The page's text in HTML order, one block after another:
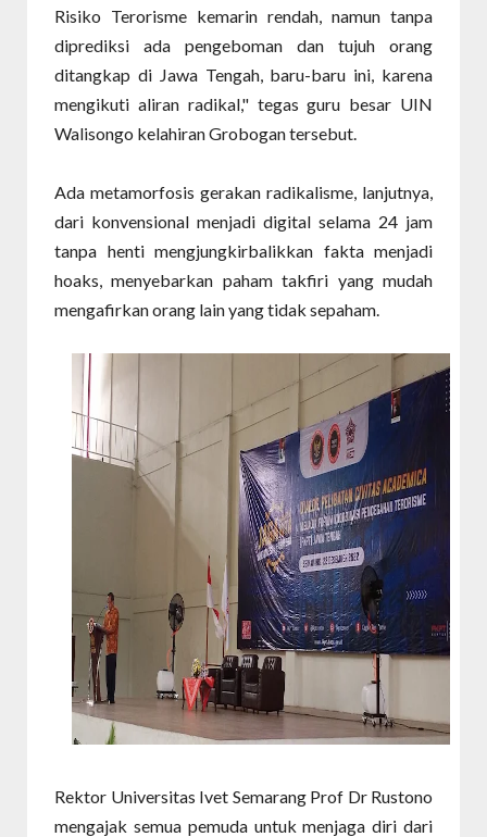
Risiko Terorisme kemarin rendah, namun tanpa
diprediksi ada pengeboman dan tujuh orang
ditangkap di Jawa Tengah, baru-baru ini, karena
mengikuti aliran radikal," tegas guru besar UIN
Walisongo kelahiran Grobogan tersebut.
Ada metamorfosis gerakan radikalisme, lanjutnya,
dari konvensional menjadi digital selama 24 jam
tanpa henti mengjungkirbalikkan fakta menjadi
hoaks, menyebarkan paham takfiri yang mudah
mengafirkan orang lain yang tidak sepaham.
Rektor Universitas Ivet Semarang Prof Dr Rustono
mengajak semua pemuda untuk menjaga diri dari